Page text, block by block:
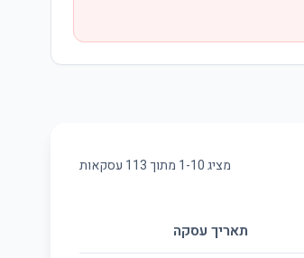
מציג 1-10 מתוך113 עסקאות
תאריך עסקה